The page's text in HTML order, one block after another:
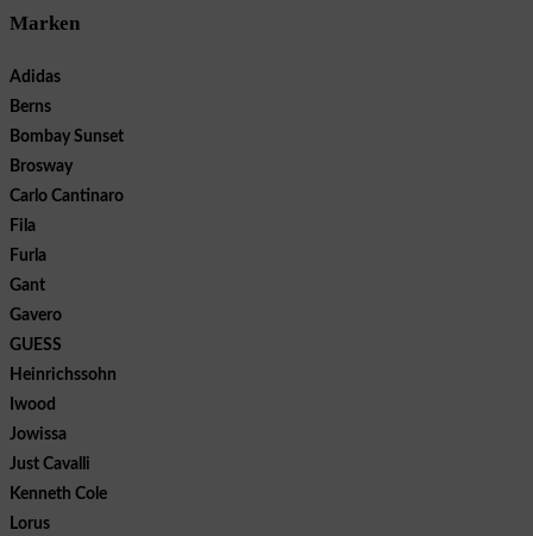
Marken
Adidas
Berns
Bombay Sunset
Brosway
Carlo Cantinaro
Fila
Furla
Gant
Gavero
GUESS
Heinrichssohn
Iwood
Jowissa
Just Cavalli
Kenneth Cole
Lorus